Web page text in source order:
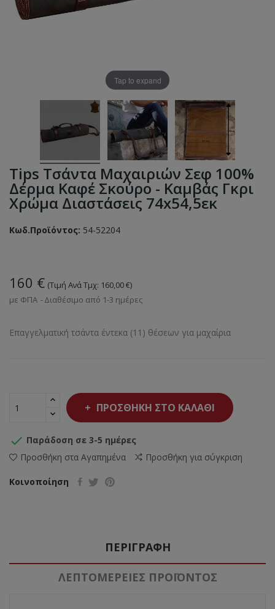
Tap to expand
Tips Τσάντα Μαχαιριών Σεφ 100%
Δέρμα Καφέ Σκούρο - Καμβάς Γκρι
Χρώμα Διαστάσεις 74x54,5εκ
Κωδ.Προϊόντος: 54-52204
160 € (Τιμή Ανά Τμχ: 160,00 €)
με ΦΠΑ
Διαθέσιμο από 1-3 ημέρες
Επαγγελματική τσάντα έντεκα (11) θέσεων για μαχαίρια
ΠΡΟΣΘΉΚΗ ΣΤΟ ΚΑΛΆΘΙ
 Παράδοση σε 3-5 ημέρες
Προσθήκη στα Αγαπημένα
Προσθήκη για σύγκριση
Κοινοποίηση
ΠΕΡΙΓΡΑΦΉ
ΛΕΠΤΟΜΈΡΕΙΕΣ ΠΡΟΪΌΝΤΟΣ